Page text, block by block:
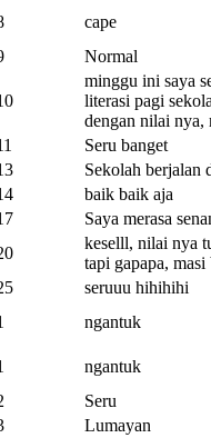
cape
Normal
minggu ini saya
literasi pagi
dengan nilai nya,
Seru banget
Sekolah berjalan
baik baik aja
Saya merasa
keselll, nilai nya
tapi gapapa,
seruuu hihihihi
ngantuk
ngantuk
Seru
Lumayan